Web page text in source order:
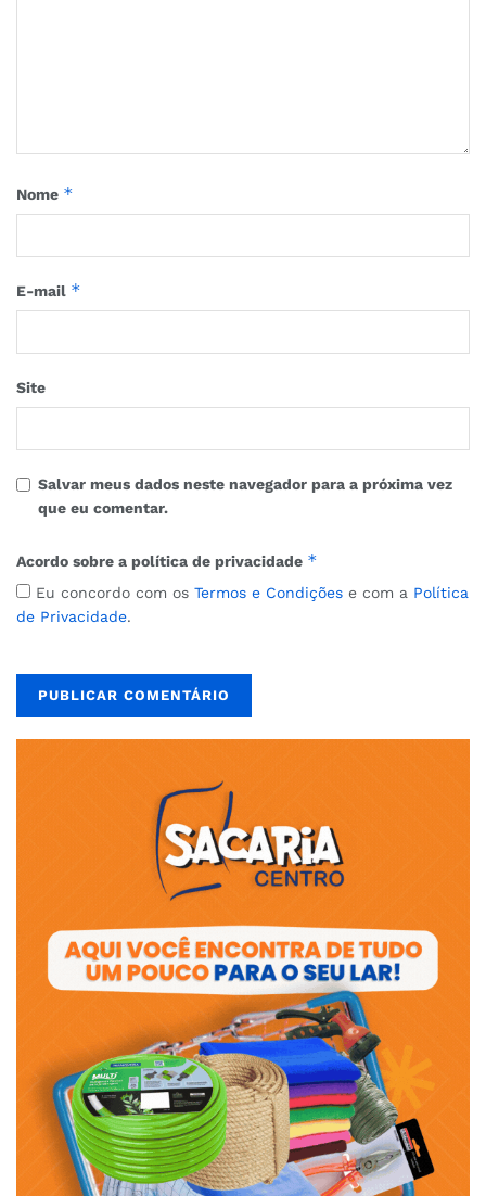
Nome *
E-mail *
Site
Salvar meus dados neste navegador para a próxima vez
que eu comentar.
Acordo sobre a política de privacidade *
Eu concordo com os Termos e Condições e com a Política
de Privacidade.